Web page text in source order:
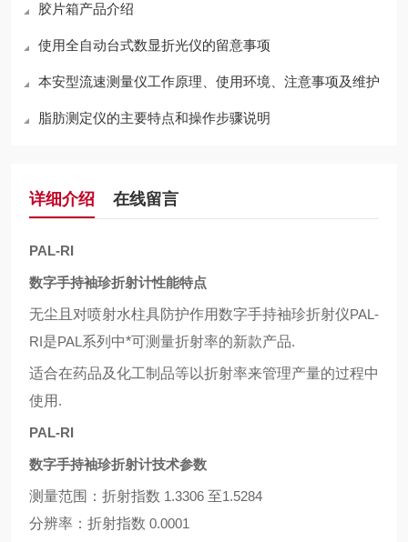
胶片箱产品介绍
使用全自动台式数显折光仪的留意事项
本安型流速测量仪工作原理、使用环境、注意事项及维护
脂肪测定仪的主要特点和操作步骤说明
详细介绍 在线留言
PAL-RI
数字手持袖珍折射计性能特点
无尘且对喷射水柱具防护作用数字手持袖珍折射仪PAL-
RI是PAL 系列中*可测量折射率的新款产品.
适合在药品及化工制品等以折射率来管理产量的过程中
使用 .
PAL-RI
数字手持袖珍折射计技术参数
测量范围：折射指数 1.3306 至1.5284
分辨率：折射指数 0.0001